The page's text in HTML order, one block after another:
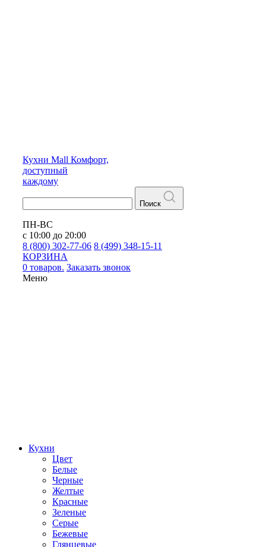
Кухни Mall Комфорт,
доступный
каждому
Поиск
ПН-ВС
с 10:00 до 20:00
8 (800) 302-77-06 8 (499) 348-15-11
КОРЗИНА
0 товаров. Заказать звонок
Меню
Кухни
Цвет
Белые
Черные
Желтые
Красные
Зеленые
Серые
Бежевые
Глянцевые